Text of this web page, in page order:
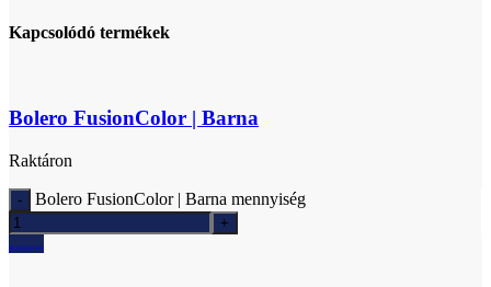
Kapcsolódó termékek
Bolero FusionColor | Barna
Raktáron
Bolero FusionColor | Barna mennyiség
Ajánlatkérés